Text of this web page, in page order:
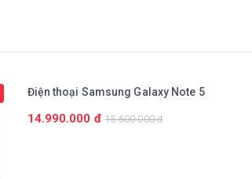
Điện thoại Samsung Galaxy Note 5
14.990.000 đ 15.600.000 đ